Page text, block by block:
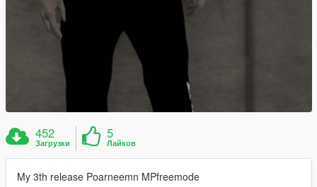
452
Загрузки
5
Лайков
My 3th release Poarneemn MPfreemode